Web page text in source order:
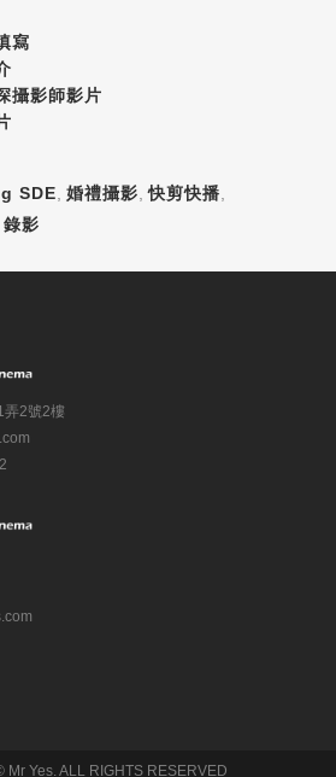
寫
攝影師影片
SDE 婚禮攝影 ,快剪快播
錄影
弄2號2樓
Mr Yes. ALL RIGHTS RESERVED